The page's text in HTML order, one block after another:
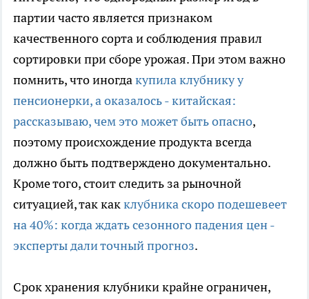
партии часто является признаком
качественного сорта и соблюдения правил
сортировки при сборе урожая. При этом важно
помнить, что иногдакупила клубнику у
пенсионерки, а оказалось - китайская:
рассказываю, чем это может быть опасно,
поэтому происхождение продукта всегда
должно быть подтверждено документально.
Кроме того, стоит следить за рыночной
ситуацией, так какклубника скоро подешевеет
на 40%: когда ждать сезонного падения цен -
эксперты дали точный прогноз.
Срок хранения клубники крайне ограничен,